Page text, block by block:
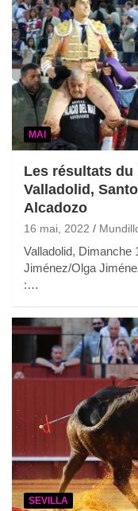
MAI
Les résultats du
Valladolid,
Alcadozo
16 mai, 2022
Valladolid, Dimanche
Jiménez/Olga
:…
SEVILLA